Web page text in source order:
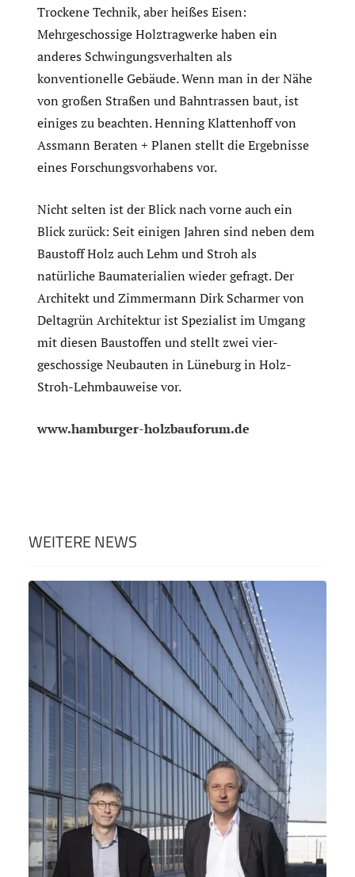
Trockene Technik, aber heißes Eisen:
Mehrgeschossige Holztragwerke haben ein
anderes Schwingungsverhalten als
konventionelle Gebäude. Wenn man in der Nähe
von großen Straßen und Bahntrassen baut, ist
einiges zu beachten. Henning Klattenhoff von
Assmann Beraten + Planen stellt die Ergebnisse
eines Forschungsvorhabens vor.
Nicht selten ist der Blick nach vorne auch ein
Blick zurück: Seit einigen Jahren sind neben dem
Baustoff Holz auch Lehm und Stroh als
natürliche Baumaterialien wieder gefragt. Der
Architekt und Zimmermann Dirk Scharmer von
Deltagrün Architektur ist Spezialist im Umgang
mit diesen Baustoffen und stellt zwei vier-
geschossige Neubauten in Lüneburg in Holz-
Stroh-Lehmbauweise vor.
www.hamburger-holzbauforum.de
WEITERE NEWS